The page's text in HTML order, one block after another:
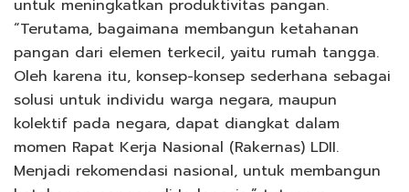
untuk meningkatkan produktivitas pangan.
“Terutama, bagaimana membangun ketahanan
pangan dari elemen terkecil, yaitu rumah tangga.
Oleh karena itu, konsep-konsep sederhana sebagai
solusi untuk individu warga negara, maupun
kolektif pada negara, dapat diangkat dalam
momen Rapat Kerja Nasional (Rakernas) LDII.
Menjadi rekomendasi nasional, untuk membangun